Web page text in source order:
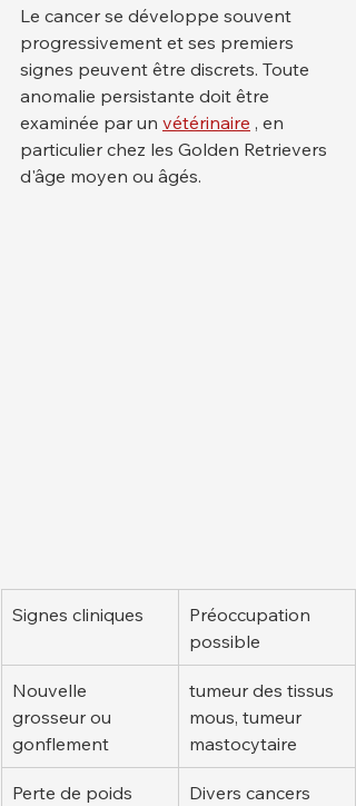
Le cancer se développe souvent
progressivement et ses premiers
signes peuvent être discrets. Toute
anomalie persistante doit être
examinée par un vétérinaire , en
particulier chez les Golden Retrievers
d'âge moyen ou âgés.
Signes cliniques
Préoccupation
possible
Nouvelle
grosseur ou
gonflement
tumeur des tissus
mous, tumeur
mastocytaire
Perte de poids
Divers cancers